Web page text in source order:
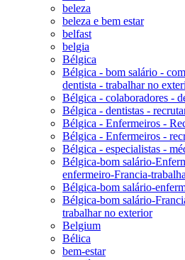
beleza
beleza e bem estar
belfast
belgia
Bélgica
Bélgica - bom salário -
dentista - trabalhar no
Bélgica - colaboradores -
Bélgica - dentistas -
Bélgica - Enfermeiros -
Bélgica - Enfermeiros -
Bélgica - especialistas -
Bélgica-bom salário-
enfermeiro-Francia-
Bélgica-bom salário-
Bélgica-bom salário-
trabalhar no exterior
Belgium
Bélica
bem-estar